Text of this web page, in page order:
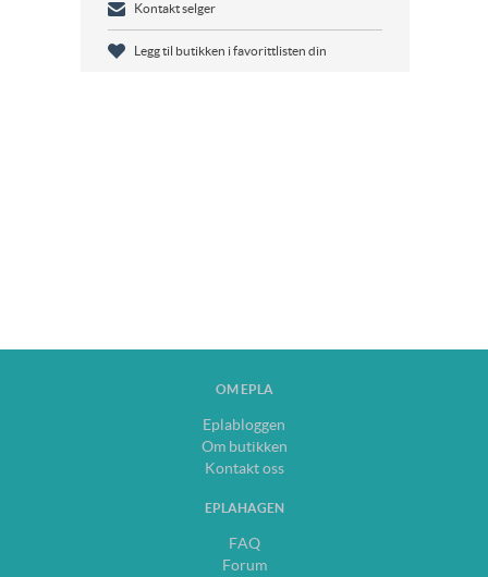
Kontakt selger
Legg til butikken i favorittlisten din
OM EPLA
Eplabloggen
Om butikken
Kontakt oss
EPLAHAGEN
FAQ
Forum